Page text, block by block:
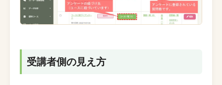
受講者側の見え方